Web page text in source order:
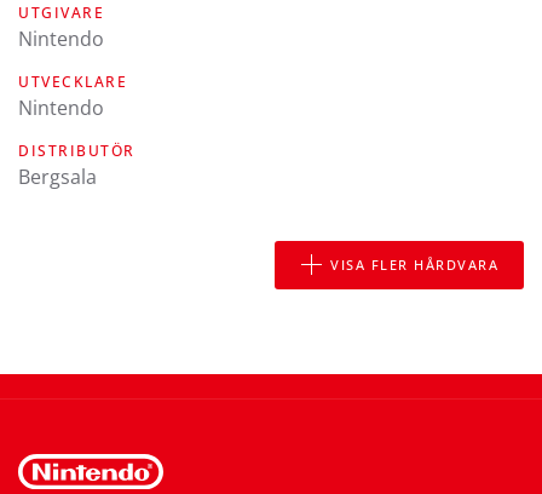
UTGIVARE
Nintendo
UTVECKLARE
Nintendo
DISTRIBUTÖR
Bergsala
VISA FLER HÅRDVARA